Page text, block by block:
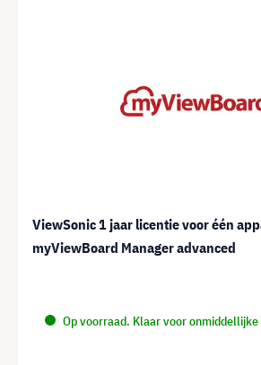
ViewSonic 1 jaar licentie voor één
myViewBoard Manager advanced
Op voorraad. Klaar voor